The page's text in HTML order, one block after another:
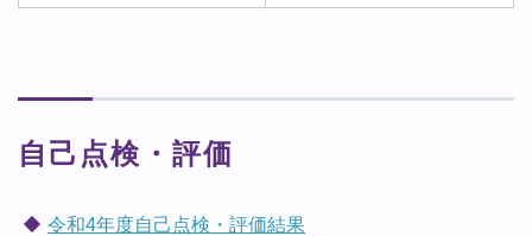
自己点検・評価
令和4年度自己点検・評価結果